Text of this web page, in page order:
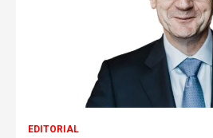
EDITORIAL